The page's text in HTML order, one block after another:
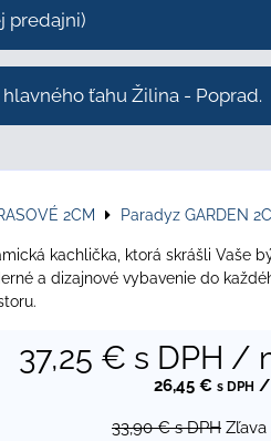
predajni)
ťahu Žilina - Poprad.
2CM Paradyz GARDEN
kachlička, ktorá skrášli Vaše
a dizajnové vybavenie do
37,25 € s DPH /
26,45 € s DPH /
33,90 € s DPH Zľava